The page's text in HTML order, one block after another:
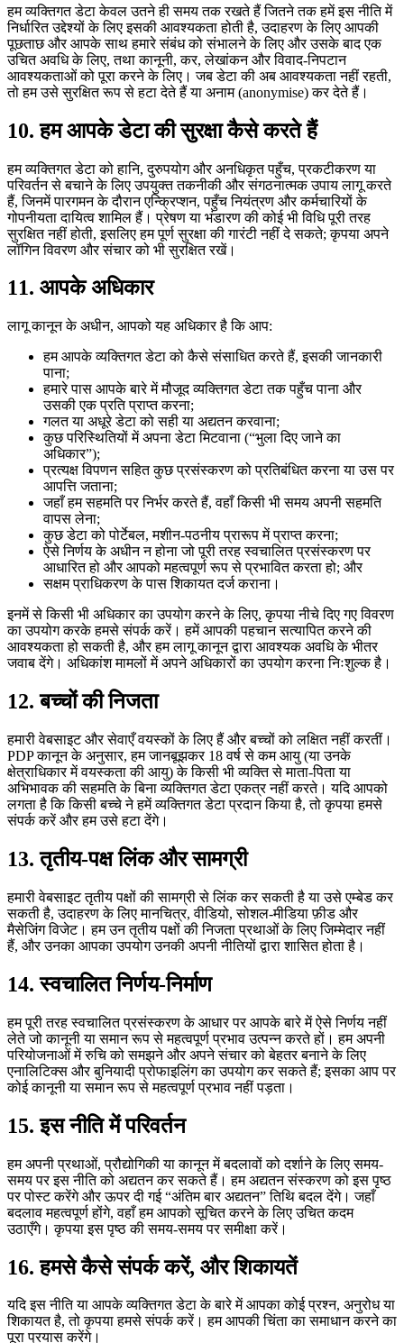
हम व्यक्तिगत डेटा केवल उतने ही समय तक रखते हैं जितने तक हमें इस नीति में
निर्धारित उद्देश्यों के लिए इसकी आवश्यकता होती है, उदाहरण के लिए आपकी
पूछताछ और आपके साथ हमारे संबंध को संभालने के लिए और उसके बाद एक
उचित अवधि के लिए, तथा कानूनी, कर, लेखांकन और विवाद-निपटान
आवश्यकताओं को पूरा करने के लिए। जब डेटा की अब आवश्यकता नहीं रहती,
तो हम उसे सुरक्षित रूप से हटा देते हैं या अनाम (anonymise) कर देते हैं।
10. हम आपके डेटा की सुरक्षा कैसे करते हैं
हम व्यक्तिगत डेटा को हानि, दुरुपयोग और अनधिकृत पहुँच, प्रकटीकरण या
परिवर्तन से बचाने के लिए उपयुक्त तकनीकी और संगठनात्मक उपाय लागू करते
हैं, जिनमें पारगमन के दौरान एन्क्रिप्शन, पहुँच नियंत्रण और कर्मचारियों के
गोपनीयता दायित्व शामिल हैं। प्रेषण या भंडारण की कोई भी विधि पूरी तरह
सुरक्षित नहीं होती, इसलिए हम पूर्ण सुरक्षा की गारंटी नहीं दे सकते; कृपया अपने
लॉगिन विवरण और संचार को भी सुरक्षित रखें।
11. आपके अधिकार
लागू कानून के अधीन, आपको यह अधिकार है कि आप:
हम आपके व्यक्तिगत डेटा को कैसे संसाधित करते हैं, इसकी जानकारी
पाना;
हमारे पास आपके बारे में मौजूद व्यक्तिगत डेटा तक पहुँच पाना और
उसकी एक प्रति प्राप्त करना;
गलत या अधूरे डेटा को सही या अद्यतन करवाना;
कुछ परिस्थितियों में अपना डेटा मिटवाना (“भुला दिए जाने का
अधिकार”);
प्रत्यक्ष विपणन सहित कुछ प्रसंस्करण को प्रतिबंधित करना या उस पर
आपत्ति जताना;
जहाँ हम सहमति पर निर्भर करते हैं, वहाँ किसी भी समय अपनी सहमति
वापस लेना;
कुछ डेटा को पोर्टेबल, मशीन-पठनीय प्रारूप में प्राप्त करना;
ऐसे निर्णय के अधीन न होना जो पूरी तरह स्वचालित प्रसंस्करण पर
आधारित हो और आपको महत्वपूर्ण रूप से प्रभावित करता हो; और
सक्षम प्राधिकरण के पास शिकायत दर्ज कराना।
इनमें से किसी भी अधिकार का उपयोग करने के लिए, कृपया नीचे दिए गए विवरण
का उपयोग करके हमसे संपर्क करें। हमें आपकी पहचान सत्यापित करने की
आवश्यकता हो सकती है, और हम लागू कानून द्वारा आवश्यक अवधि के भीतर
जवाब देंगे। अधिकांश मामलों में अपने अधिकारों का उपयोग करना निःशुल्क है।
12. बच्चों की निजता
हमारी वेबसाइट और सेवाएँ वयस्कों के लिए हैं और बच्चों को लक्षित नहीं करतीं।
PDP कानून के अनुसार, हम जानबूझकर 18 वर्ष से कम आयु (या उनके
क्षेत्राधिकार में वयस्कता की आयु) के किसी भी व्यक्ति से माता-पिता या
अभिभावक की सहमति के बिना व्यक्तिगत डेटा एकत्र नहीं करते। यदि आपको
लगता है कि किसी बच्चे ने हमें व्यक्तिगत डेटा प्रदान किया है, तो कृपया हमसे
संपर्क करें और हम उसे हटा देंगे।
13. तृतीय-पक्ष लिंक और सामग्री
हमारी वेबसाइट तृतीय पक्षों की सामग्री से लिंक कर सकती है या उसे एम्बेड कर
सकती है, उदाहरण के लिए मानचित्र, वीडियो, सोशल-मीडिया फ़ीड और
मैसेजिंग विजेट। हम उन तृतीय पक्षों की निजता प्रथाओं के लिए जिम्मेदार नहीं
हैं, और उनका आपका उपयोग उनकी अपनी नीतियों द्वारा शासित होता है।
14. स्वचालित निर्णय-निर्माण
हम पूरी तरह स्वचालित प्रसंस्करण के आधार पर आपके बारे में ऐसे निर्णय नहीं
लेते जो कानूनी या समान रूप से महत्वपूर्ण प्रभाव उत्पन्न करते हों। हम अपनी
परियोजनाओं में रुचि को समझने और अपने संचार को बेहतर बनाने के लिए
एनालिटिक्स और बुनियादी प्रोफाइलिंग का उपयोग कर सकते हैं; इसका आप पर
कोई कानूनी या समान रूप से महत्वपूर्ण प्रभाव नहीं पड़ता।
15. इस नीति में परिवर्तन
हम अपनी प्रथाओं, प्रौद्योगिकी या कानून में बदलावों को दर्शाने के लिए समय-
समय पर इस नीति को अद्यतन कर सकते हैं। हम अद्यतन संस्करण को इस पृष्ठ
पर पोस्ट करेंगे और ऊपर दी गई “अंतिम बार अद्यतन” तिथि बदल देंगे। जहाँ
बदलाव महत्वपूर्ण होंगे, वहाँ हम आपको सूचित करने के लिए उचित कदम
उठाएँगे। कृपया इस पृष्ठ की समय-समय पर समीक्षा करें।
16. हमसे कैसे संपर्क करें, और शिकायतें
यदि इस नीति या आपके व्यक्तिगत डेटा के बारे में आपका कोई प्रश्न, अनुरोध या
शिकायत है, तो कृपया हमसे संपर्क करें। हम आपकी चिंता का समाधान करने का
पूरा प्रयास करेंगे।